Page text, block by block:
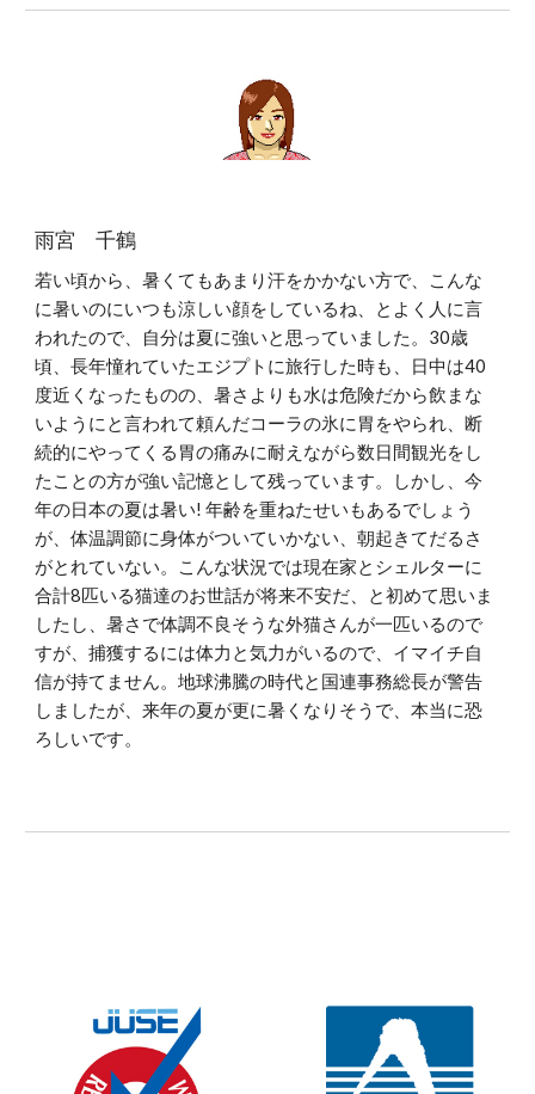
雨宮 千鶴
若い頃から、暑くてもあまり汗をかかない方で、こんな
に暑いのにいつも涼しい顔をしているね、とよく人に言
われたので、自分は夏に強いと思っていました。30歳
頃、長年憧れていたエジプトに旅行した時も、日中は40
度近くなったものの、暑さよりも水は危険だから飲まな
いようにと言われて頼んだコーラの氷に胃をやられ、断
続的にやってくる胃の痛みに耐えながら数日間観光をし
たことの方が強い記憶として残っています。しかし、今
年の日本の夏は暑い! 年齢を重ねたせいもあるでしょう
が、体温調節に身体がついていかない、朝起きてだるさ
がとれていない。こんな状況では現在家とシェルターに
合計8匹いる猫達のお世話が将来不安だ、と初めて思いま
したし、暑さで体調不良そうな外猫さんが一匹いるので
すが、捕獲するには体力と気力がいるので、イマイチ自
信が持てません。地球沸騰の時代と国連事務総長が警告
しましたが、来年の夏が更に暑くなりそうで、本当に恐
ろしいです。